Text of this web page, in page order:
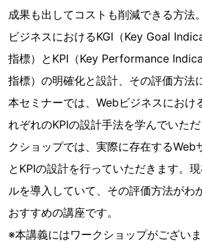
成果も出してコストも削減できる方法
ビジネスにおけるKGI（Key Goal
指標）とKPI（Key Performance
指標）の明確化と設計、その評価方法
本セミナーでは、Webビジネスにおけ
れぞれのKPIの設計手法を学んでいた
クショップでは、実際に存在するWeb
とKPIの設計を行っていただきます。
ルを導入していて、その評価方法がわ
おすすめの講座です。
※本講義にはワークショップがござい